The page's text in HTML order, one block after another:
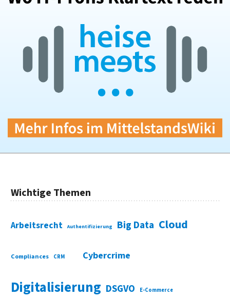
Wichtige Themen
Arbeitsrecht Authentifizierung Big Data Cloud
Compliances CRM Cybercrime
Digitalisierung DSGVO E-Commerce